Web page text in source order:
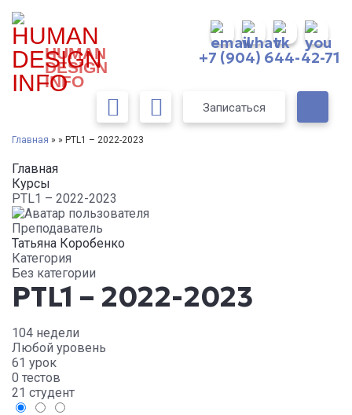
HUMAN
DESIGN
INFO
+7 (904) 644-42-71
Записаться
Главная » » PTL1 – 2022-2023
Главная
Курсы
PTL1 – 2022-2023
Преподаватель
Татьяна Коробенко
Категория
Без категории
PTL1 – 2022-2023
104 недели
Любой уровень
61 урок
0 тестов
21 студент